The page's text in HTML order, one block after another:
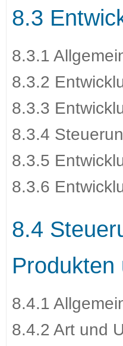
8.3
8.3.1
8.3.2
8.3.3
8.3.4
8.3.5
8.3.6
8.4
Produkten
8.4.1
8.4.2 Art und